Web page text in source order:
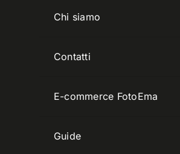
Chi siamo
Contatti
E-commerce FotoEma
Guide